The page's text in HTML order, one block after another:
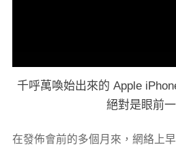
千呼萬喚始出來的 Apple
絕對是眼前一
在發佈會前的多個月來，網絡上